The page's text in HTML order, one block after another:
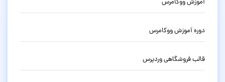
آموزش ووکامرس
دوره آموزش ووکامرس
قالب فروشگاهی وردپرس